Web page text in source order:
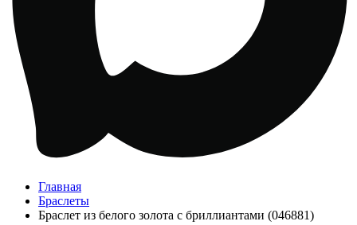
Главная
Браслеты
Браслет из белого золота с бриллиантами (046881)